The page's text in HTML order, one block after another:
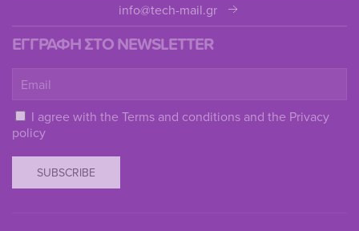
info@tech-mail.gr
ΕΓΓΡΑΦΗ ΣΤΟ NEWSLETTER
I agree with the Terms and conditions and the Privacy
policy
SUBSCRIBE